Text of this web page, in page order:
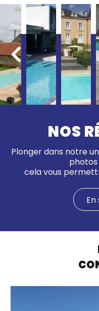
NOS
Plonger dans notre
cela vous